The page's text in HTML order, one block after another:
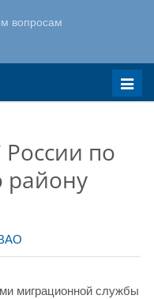
Меню
по
району
миграционной службы